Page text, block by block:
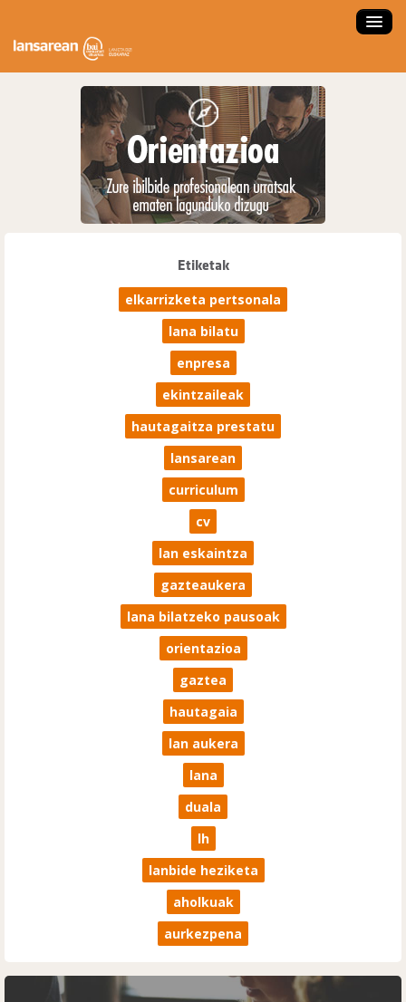
ZER DA LANSAREAN?
ESKAINTZAK
LANBIDE ORIENTAZIOA
FORMAKUNTZA IKASTAROAK
LAN ESKAINTZA SARTU
HAUTAGAIA NAIZ
NOLA ERABILI?
ENPLEGATZE AGENTZIA
Etiketak
elkarrizketa pertsonala
lana bilatu
enpresa
ekintzaileak
hautagaitza prestatu
lansarean
curriculum
cv
lan eskaintza
gazteaukera
lana bilatzeko pausoak
orientazioa
gaztea
hautagaia
lan aukera
lana
duala
lh
lanbide heziketa
aholkuak
aurkezpena